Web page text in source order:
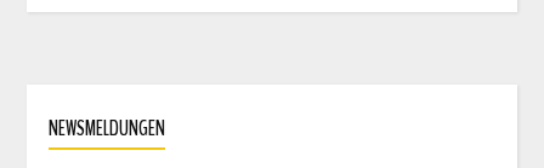
NEWSMELDUNGEN